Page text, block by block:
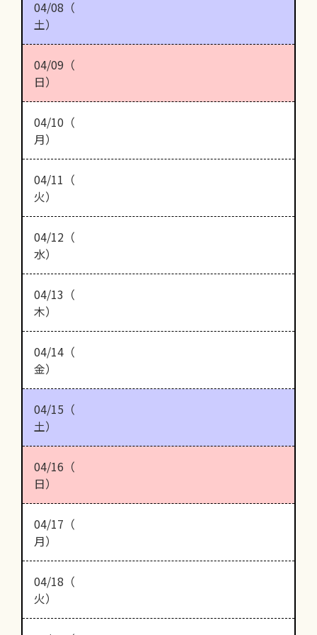
04/08（
土）
04/09（
日）
04/10（
月）
04/11（
火）
04/12（
水）
04/13（
木）
04/14（
金）
04/15（
土）
04/16（
日）
04/17（
月）
04/18（
火）